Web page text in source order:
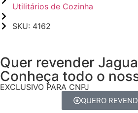
Utilitários de Cozinha
SKU: 4162
Quer revender
Conheça todo o
EXCLUSIVO PARA CNPJ
QUERO